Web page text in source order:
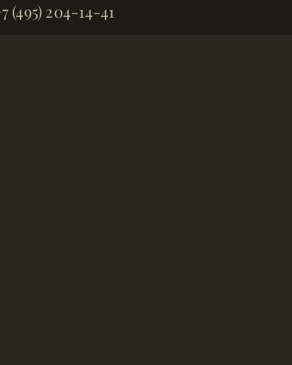
(495) 204-14-41